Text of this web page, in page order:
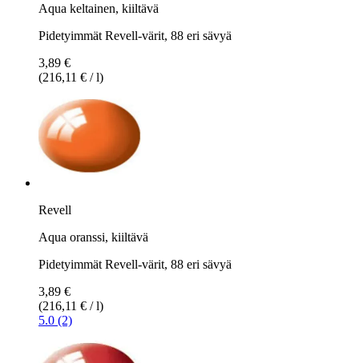
Aqua keltainen, kiiltävä
Pidetyimmät Revell-värit, 88 eri sävyä
3,89 €
(216,11 € / l)
Revell
Aqua oranssi, kiiltävä
Pidetyimmät Revell-värit, 88 eri sävyä
3,89 €
(216,11 € / l)
5.0 (2)